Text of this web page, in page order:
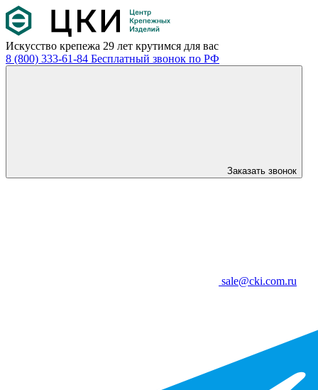
Искусство крепежа 29 лет крутимся для вас
8 (800) 333-61-84 Бесплатный звонок по РФ
Заказать звонок
sale@cki.com.ru